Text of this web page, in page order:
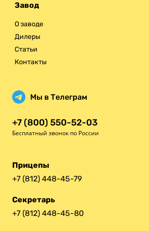
Завод
О заводе
Дилеры
Статьи
Контакты
Мы в Телеграм
+7 (800) 550-52-03
Бесплатный звонок по России
Прицепы
+7 (812) 448-45-79
Секретарь
+7 (812) 448-45-80